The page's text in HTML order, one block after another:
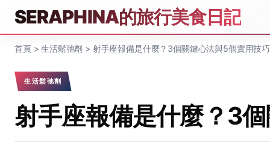
SERAPHINA的旅行美食日記
首頁>生活鬆弛劑 > 射手座報備是什麼？3個關鍵心法與5個實用技巧
生活鬆弛劑
射手座報備是什麼？3